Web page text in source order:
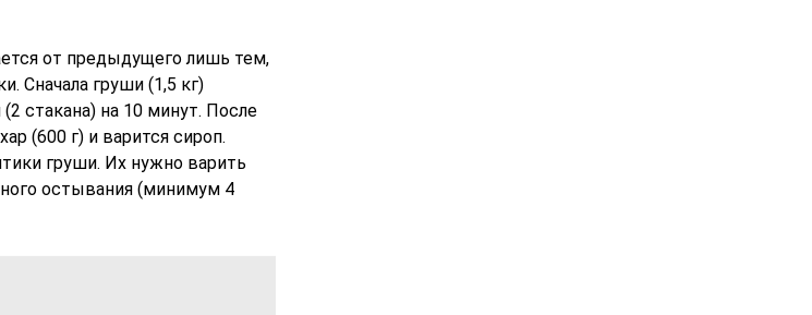
от предыдущего лишь тем,
Сначала груши (1,5 кг)
стакана) на 10 минут. После
(600 г) и варится сироп.
груши. Их нужно варить
остывания (минимум 4